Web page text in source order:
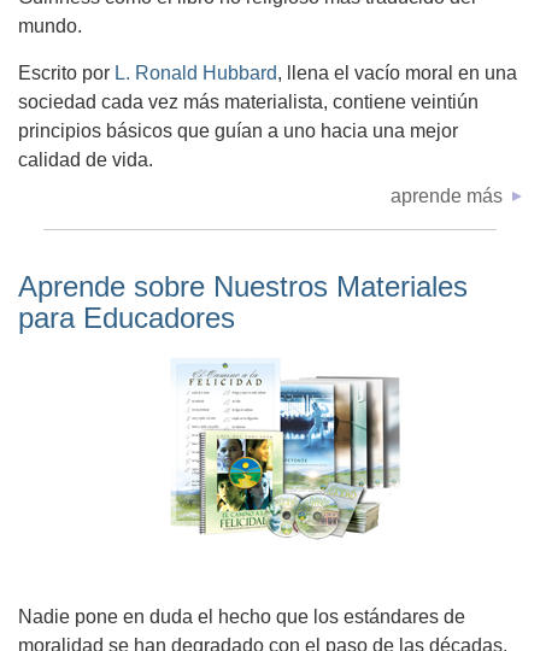
mundo.
Escrito por L. Ronald Hubbard, llena el vacío moral en una
sociedad cada vez más materialista, contiene veintiún
principios básicos que guían a uno hacia una mejor
calidad de vida.
aprende más
Aprende sobre Nuestros Materiales
para Educadores
Nadie pone en duda el hecho que los estándares de
moralidad se han degradado con el paso de las décadas.